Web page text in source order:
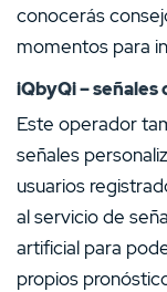
conocerás
momentos para
iQbyQi – señales
Este operador
señales
usuarios
al servicio de
artificial para
propios